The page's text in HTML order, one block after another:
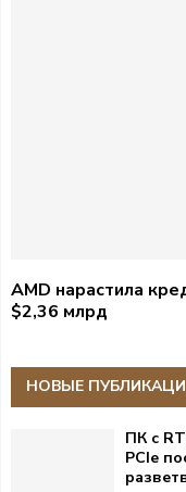
AMD нарастила
$2,36 млрд
НОВЫЕ
ПК с
PCIe